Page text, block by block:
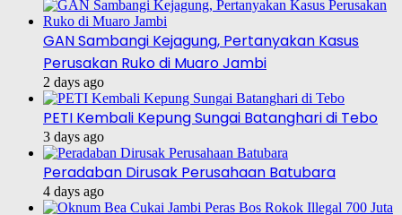
GAN Sambangi Kejagung, Pertanyakan Kasus
Perusakan Ruko di Muaro Jambi
2 days ago
PETI Kembali Kepung Sungai Batanghari di Tebo
3 days ago
Peradaban Dirusak Perusahaan Batubara
4 days ago